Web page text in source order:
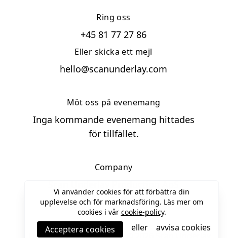
Vi använder cookies för att förbättra din
upplevelse och för marknadsföring. Läs mer om
cookies i vår cookie-policy.
Acceptera cookies eller avvisa cookies
Ring oss
+45 81 77 27 86
Eller skicka ett mejl
hello@scanunderlay.com
Möt oss på evenemang
Inga kommande evenemang hittades
för tillfället.
Company
DK 36558172